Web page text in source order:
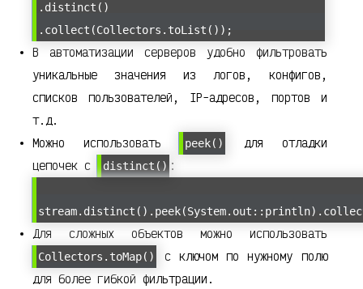
.distinct()
.collect(Collectors.toList());
В автоматизации серверов удобно фильтровать
уникальные значения из логов, конфигов,
списков пользователей, IP-адресов, портов и
т.д.
Можно использовать
peek()
для отладки
цепочек с
distinct() :
Для сложных объектов можно использовать
Collectors.toMap()
с ключом по нужному полю
для более гибкой фильтрации.